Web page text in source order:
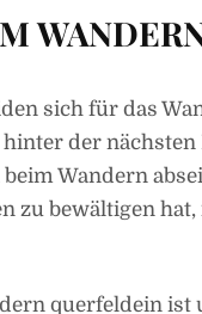
sich für das
der
Wandern
zu bewältigen
querfeldein